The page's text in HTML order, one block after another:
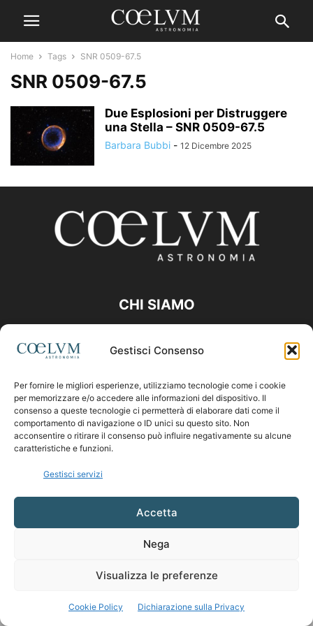
Gestisci Consenso
Per fornire le migliori esperienze, utilizziamo tecnologie come i cookie
per memorizzare e/o accedere alle informazioni del dispositivo. Il
consenso a queste tecnologie ci permetterà di elaborare dati come il
comportamento di navigazione o ID unici su questo sito. Non
acconsentire o ritirare il consenso può influire negativamente su alcune
caratteristiche e funzioni.
Gestisci servizi
Accetta
Nega
Visualizza le preferenze
Cookie Policy Dichiarazione sulla Privacy
Home Tags SNR 0509-67.5
SNR 0509-67.5
Due Esplosioni per Distruggere
una Stella – SNR 0509-67.5
Barbara Bubbi - 12 Dicembre 2025
CHI SIAMO
Contattaci:coelumastro@coelum.com
SEGUICI